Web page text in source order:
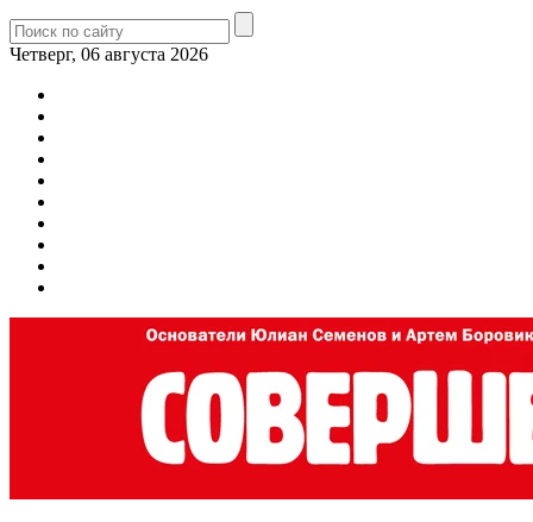
Четверг, 06 августа 2026